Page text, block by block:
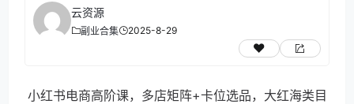
云资源
副业合集 2025-8-29
小红书电商高阶课，多店矩阵+卡位选品，大红海类目